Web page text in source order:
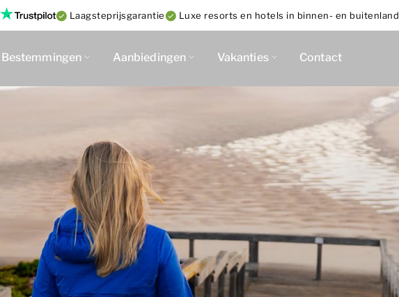
Laagsteprijsgarantie Luxe resorts en hotels in binnen- en buitenland
Bestemmingen Aanbiedingen Vakanties Contact